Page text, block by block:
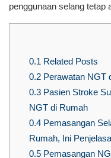
penggunaan selang tetap
0.1 Related Posts
0.2Perawatan NGT
0.3Pasien Stroke
NGT di Rumah
0.4Pemasangan
Rumah, Ini
0.5Pemasangan